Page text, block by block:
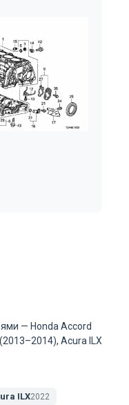
— Honda Accord
Acura ILX
ILX2022